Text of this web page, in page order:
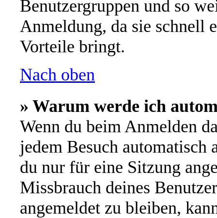
Benutzergruppen und so
Anmeldung, da sie schnell
Vorteile bringt.
Nach oben
» Warum werde ich
Wenn du beim Anmelden
jedem Besuch automatisch
du nur für eine Sitzung
Missbrauch deines
angemeldet zu bleiben,